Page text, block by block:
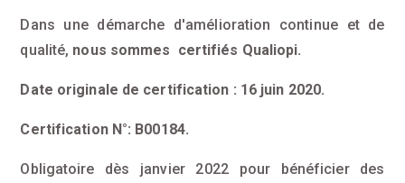
Dans une démarche d'amélioration continue et de
qualité, nous sommes certifiés Qualiopi.
Date originale de certification : 16 juin 2020.
Certification N°: B00184.
Obligatoire dès janvier 2022 pour bénéficier des